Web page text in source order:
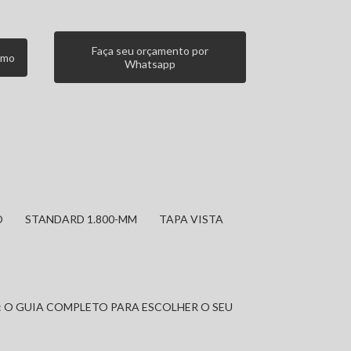
Faça seu orçamento por
Whatsapp
STANDARD 1.800-MM TAPA VISTA
GUIA COMPLETO PARA ESCOLHER O SEU